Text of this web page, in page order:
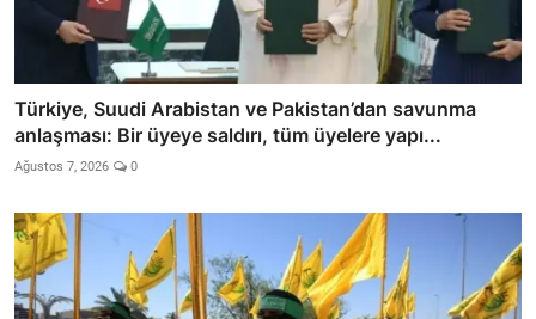
Türkiye, Suudi Arabistan ve Pakistan’dan savunma
anlaşması: Bir üyeye saldırı, tüm üyelere yapı...
Ağustos 7, 2026 0